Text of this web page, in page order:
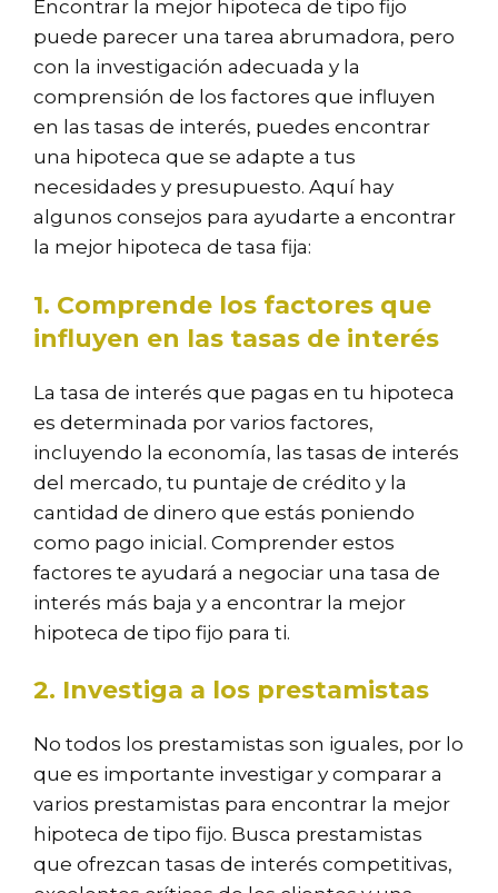
Encontrar la mejor hipoteca de tipo fijo
puede parecer una tarea abrumadora, pero
con la investigación adecuada y la
comprensión de los factores que influyen
en las tasas de interés, puedes encontrar
una hipoteca que se adapte a tus
necesidades y presupuesto. Aquí hay
algunos consejos para ayudarte a encontrar
la mejor hipoteca de tasa fija:
1. Comprende los factores que
influyen en las tasas de interés
La tasa de interés que pagas en tu hipoteca
es determinada por varios factores,
incluyendo la economía, las tasas de interés
del mercado, tu puntaje de crédito y la
cantidad de dinero que estás poniendo
como pago inicial. Comprender estos
factores te ayudará a negociar una tasa de
interés más baja y a encontrar la mejor
hipoteca de tipo fijo para ti.
2. Investiga a los prestamistas
No todos los prestamistas son iguales, por lo
que es importante investigar y comparar a
varios prestamistas para encontrar la mejor
hipoteca de tipo fijo. Busca prestamistas
que ofrezcan tasas de interés competitivas,